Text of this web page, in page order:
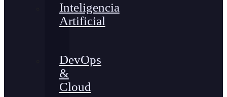
Inteligencia
Artificial
DevOps
&
Cloud